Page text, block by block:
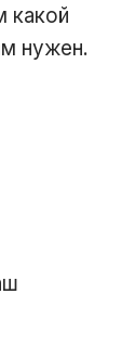
какой
нужен.